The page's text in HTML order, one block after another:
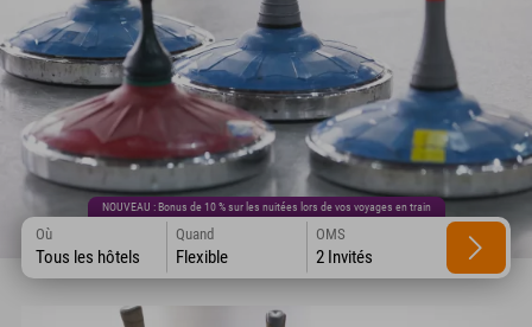
NOUVEAU : Bonus de 10 % sur les nuitées lors de vos voyages en train
Où
Tous les hôtels
Quand
Flexible
OMS
2 Invités